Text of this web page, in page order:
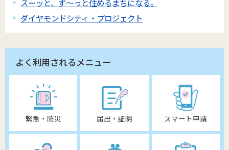
スーッと、ず～っと住めるまちになる。
ダイヤモンドシティ・プロジェクト
よく利用されるメニュー
緊急・防災 届出・証明 スマート申請